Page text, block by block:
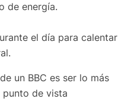
de energía.
el día para calentar
un BBC es ser lo más
de vista